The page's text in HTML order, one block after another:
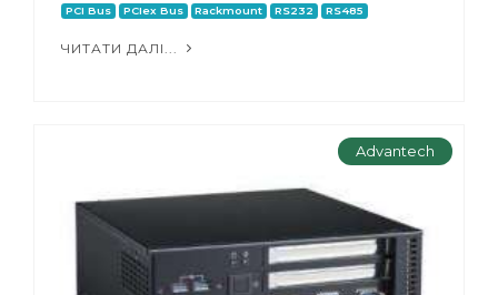
PCI Bus PCIex Bus Rackmount RS232 RS485
ЧИТАТИ ДАЛІ...
Advantech